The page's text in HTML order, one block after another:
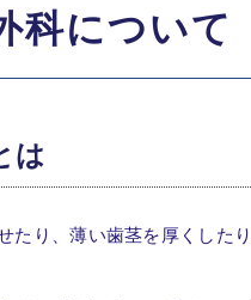
科について
は
たり、薄い歯茎を厚くした